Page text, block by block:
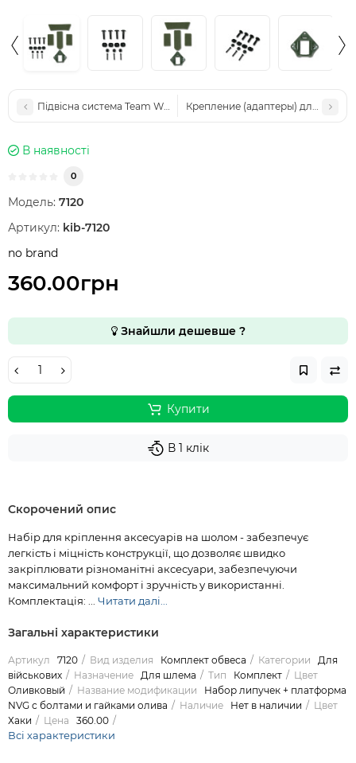
Підвісна система Team Wendy Cam Fit Black для шоломів FAST,
Крепление (адаптеры) для
В наявності
0
Модель: 7120
Артикул: kib-7120
no brand
360.00грн
Знайшли дешевше ?
Купити
В 1 клік
Скорочений опис
Набір для кріплення аксесуарів на шолом - забезпечує
легкість і міцність конструкції, що дозволяє швидко
закріплювати різноманітні аксесуари, забезпечуючи
максимальний комфорт і зручність у використанні.
Комплектація: ... Читати далі...
Загальні характеристики
Артикул 7120 Вид изделия Комплект обвеса Категории
Для
військових
Назначение Для шлема Тип Комплект
Цвет
Оливковый
Название модификации
Набор липучек + платформа
NVG с болтами и гайками олива
Наличие Нет в наличии
Цвет
Хаки
Цена 360.00
Всі характеристики